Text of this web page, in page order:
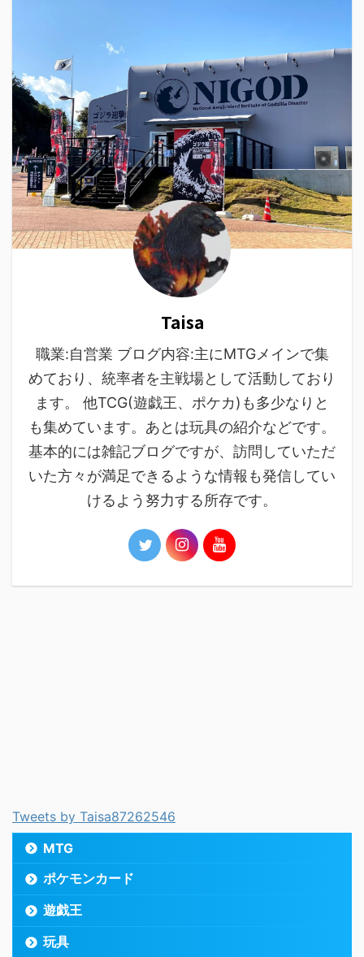
Taisa
職業:自営業 ブログ内容:主にMTGメインで集
めており、統率者を主戦場として活動しており
ます。 他TCG(遊戯王、ポケカ)も多少なりと
も集めています。あとは玩具の紹介などです。
基本的には雑記ブログですが、訪問していただ
いた方々が満足できるような情報も発信してい
けるよう努力する所存です。
Tweets by Taisa87262546
MTG
ポケモンカード
遊戯王
玩具